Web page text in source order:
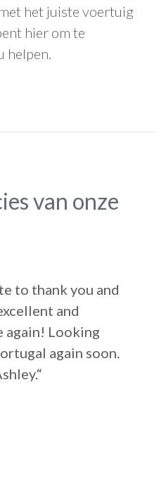
het juiste voertuig
hier om te
helpen.
van onze
to thank you and
and
again! Looking
again soon.